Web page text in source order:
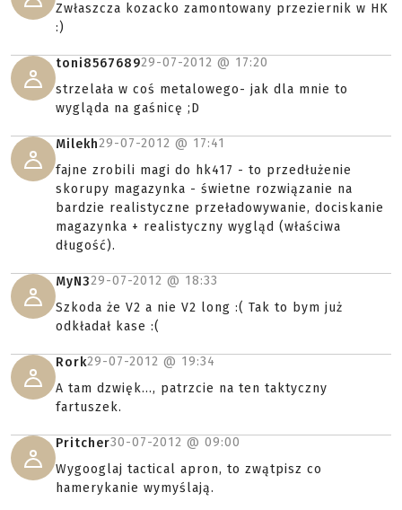
Zwłaszcza kozacko zamontowany przeziernik w HK
:)
toni856768929-07-2012 @ 17:20
strzelała w coś metalowego- jak dla mnie to
wygląda na gaśnicę ;D
Milekh29-07-2012 @ 17:41
fajne zrobili magi do hk417 - to przedłużenie
skorupy magazynka - świetne rozwiązanie na
bardzie realistyczne przeładowywanie, dociskanie
magazynka + realistyczny wygląd (właściwa
długość).
MyN329-07-2012 @ 18:33
Szkoda że V2 a nie V2 long :( Tak to bym już
odkładał kase :(
Rork29-07-2012 @ 19:34
A tam dzwięk..., patrzcie na ten taktyczny
fartuszek.
Pritcher30-07-2012 @ 09:00
Wygooglaj tactical apron, to zwątpisz co
hamerykanie wymyślają.